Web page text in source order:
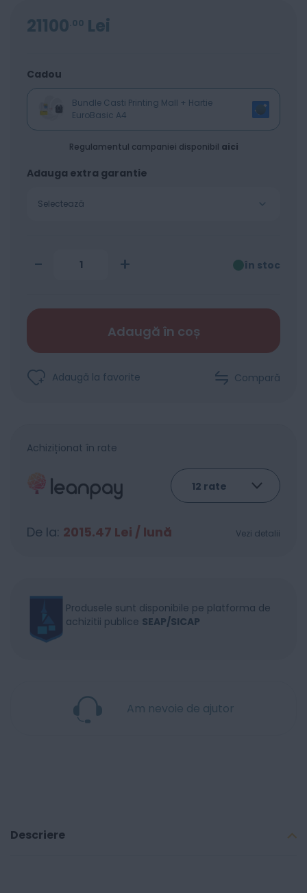
21100 00 Lei
Cadou
Bundle Casti Printing Mall + Hartie
EuroBasic A4
Regulamentul campaniei disponibil aici
Adauga extra garantie
Selectează
- + în stoc
Adaugă în coș
Adaugă la favorite Compară
Achiziționat în rate
De la: 2015.47 Lei / lună Vezi detalii
Produsele sunt disponibile pe platforma de
achizitii publice SEAP/SICAP
Am nevoie de ajutor
Descriere